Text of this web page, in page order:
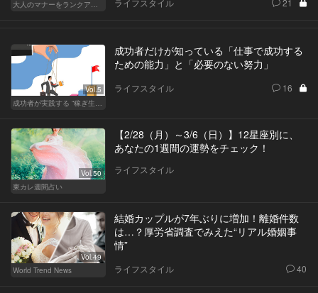
大人のマナーをランクアップせよ
Vol.5
成功者が実践する “稼ぎ生活”
成功者だけが知っている「仕事で成功する
ための能力」と「必要のない努力」
ライフスタイル 16
Vol.50
東カレ週間占い
【2/28（月）～3/6（日）】12星座別に、
あなたの1週間の運勢をチェック！
ライフスタイル
Vol.49
World Trend News
結婚カップルが7年ぶりに増加！離婚件数
は…？厚労省調査でみえた“リアル婚姻事
情”
ライフスタイル 40